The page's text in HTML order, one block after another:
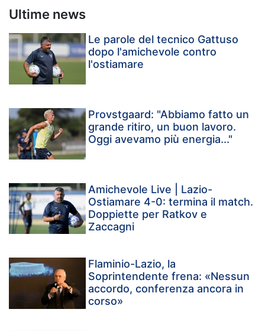
Ultime news
Le parole del tecnico Gattuso
dopo l'amichevole contro
l'ostiamare
Provstgaard: "Abbiamo fatto un
grande ritiro, un buon lavoro.
Oggi avevamo più energia..."
Amichevole Live | Lazio-
Ostiamare 4-0: termina il match.
Doppiette per Ratkov e
Zaccagni
Flaminio-Lazio, la
Soprintendente frena: «Nessun
accordo, conferenza ancora in
corso»